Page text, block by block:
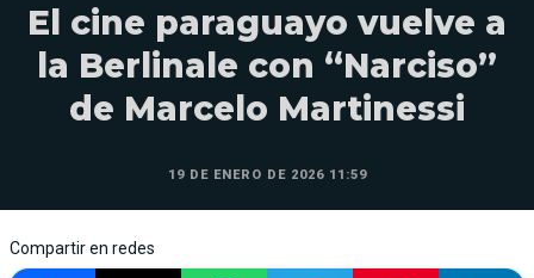
El cine paraguayo vuelve a
la Berlinale con “Narciso”
de Marcelo Martinessi
19 DE ENERO DE 2026 11:59
Compartir en redes